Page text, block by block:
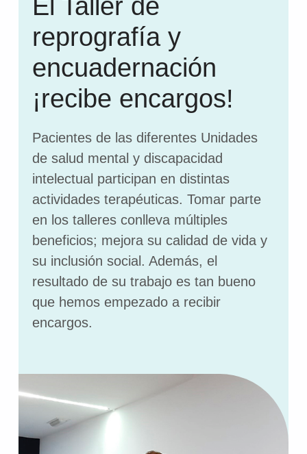
El Taller de
reprografía y
encuadernación
¡recibe encargos!
Pacientes de las diferentes Unidades
de salud mental y discapacidad
intelectual participan en distintas
actividades terapéuticas. Tomar parte
en los talleres conlleva múltiples
beneficios; mejora su calidad de vida y
su inclusión social. Además, el
resultado de su trabajo es tan bueno
que hemos empezado a recibir
encargos.